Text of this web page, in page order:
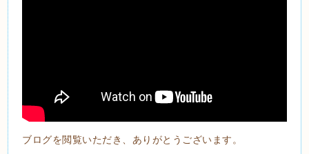
ブログを閲覧いただき、ありがとうございます。